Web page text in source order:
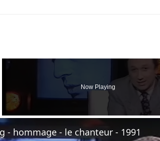
Now Playing
- hommage - le chanteur - 1991